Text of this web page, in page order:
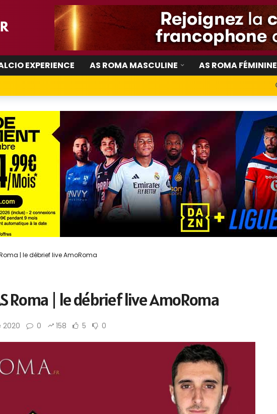
EXPERIENCE AS ROMA MASCULINE AS ROMA FÉMININE
| le débrief live AmoRoma
Roma | le débrief live AmoRoma
2020 0 158 5 0